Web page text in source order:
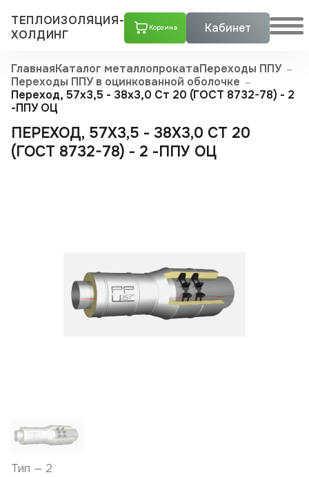
ТЕПЛОИЗОЛЯЦИЯ-
ХОЛДИНГ
Корзина Кабинет
ГлавнаяКаталог металлопрокатаПереходы ППУ
Переходы ППУ в оцинкованной оболочке
Переход, 57x3,5 - 38x3,0 Ст 20 (ГОСТ 8732-78) - 2
-ППУ ОЦ
ПЕРЕХОД, 57X3,5 - 38X3,0 СТ 20
(ГОСТ 8732-78) - 2 -ППУ ОЦ
Тип — 2